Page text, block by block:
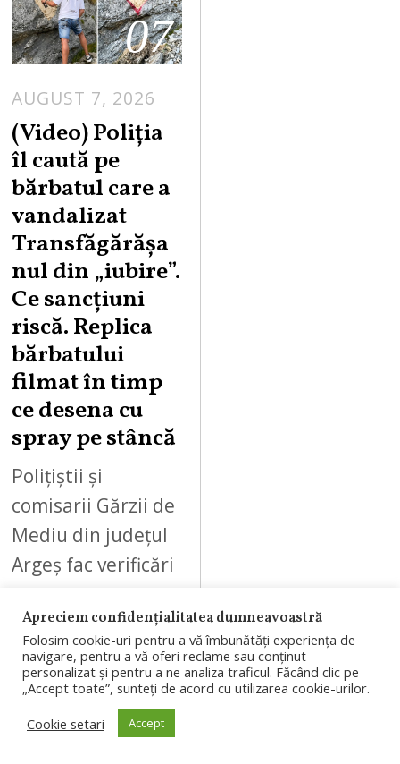
07
AUGUST 7, 2026
G
S
7
,
(Video) Poliția
îl caută pe
bărbatul care a
vandalizat
Transfăgărășa
nul din „iubire”.
Ce sancțiuni
riscă. Replica
bărbatului
filmat în timp
ce desena cu
spray pe stâncă
Polițiștii și
comisarii Gărzii de
Mediu din județul
Argeș fac verificări
identificarea unui
bărbat filmat în
timp ce desena cu
Apreciem confidențialitatea dumneavoastră
Folosim cookie-uri pentru a vă îmbunătăți experiența de
navigare, pentru a vă oferi reclame sau conținut
personalizat și pentru a ne analiza traficul. Făcând clic pe
„Accept toate”, sunteți de acord cu utilizarea cookie-urilor.
Cookie setari
Accept